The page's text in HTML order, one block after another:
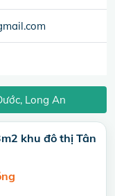
Long An
khu đô thị Tân